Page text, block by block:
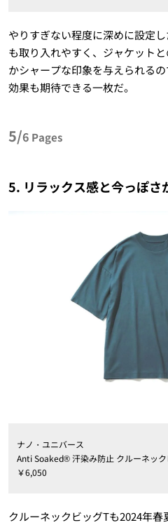
やりすぎない程度に深めに設定
も取り入れやすく、ジャケット
かシャープな印象を与えられる
効果も期待できる一枚だ。
5/6 Pages
5. リラックス感と今っぽさ
ナノ・ユニバース
Anti Soaked® 汗染み防止 クルーネッ
￥6,050
クルーネックビッグTも2024年